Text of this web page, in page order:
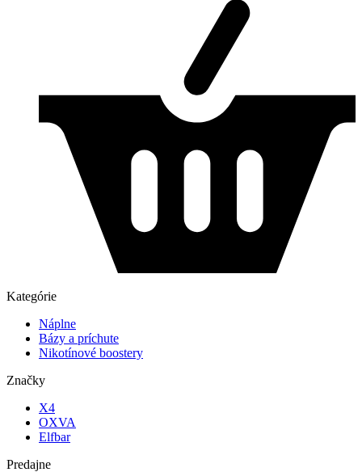
Kategórie
Náplne
Bázy a príchute
Nikotínové boostery
Značky
X4
OXVA
Elfbar
Predajne